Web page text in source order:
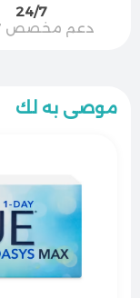
24/7
دعم مخصص 24/7
موصى به لك